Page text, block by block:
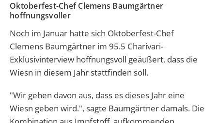
Oktoberfest-Chef Clemens Baumgärtner
hoffnungsvoller
Noch im Januar hatte sich Oktoberfest-Chef
Clemens Baumgärtner im 95.5 Charivari-
Exklusivinterview hoffnungsvoll geäußert, dass die
Wiesn in diesem Jahr stattfinden soll.
"Wir gehen davon aus, dass es dieses Jahr eine
Wiesn geben wird.", sagte Baumgärtner damals. Die